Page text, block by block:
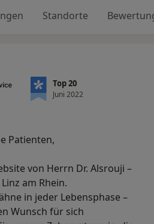
Standorte
Top 20
Juni 2022
Patienten,
von Herrn Dr. Alsrouji –
am Rhein.
in jeder Lebensphase –
Wunsch für sich